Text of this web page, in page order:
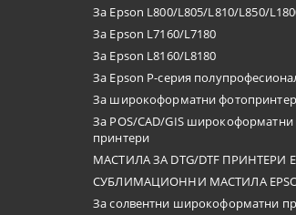
За Epson L800/L805/L810/L850/
За Epson L7160/L7180
За Epson L8160/L8180
За Epson P-серия
За широкоформатни
За POS/CAD/GIS широкоформатни
принтери
МАСТИЛА ЗА DTG/DTF ПРИНТЕРИ
СУБЛИМАЦИОННИ МАСТИЛА
За солвентни широкоформатни